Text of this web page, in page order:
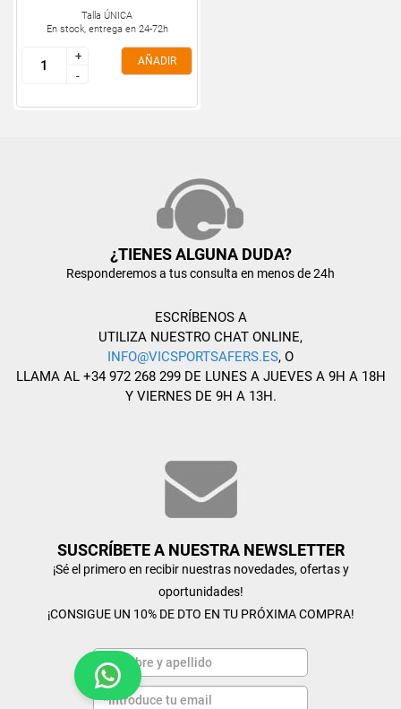
Talla ÚNICA
En stock, entrega en 24-72h
+
-
+
-
AÑADIR
¿TIENES ALGUNA DUDA?
Responderemos a tus consulta en menos de 24h
ESCRÍBENOS A
UTILIZA NUESTRO CHAT ONLINE,
INFO@VICSPORTSAFERS.ES, O
LLAMA AL +34 972 268 299 DE LUNES A JUEVES A 9H A 18H
Y VIERNES DE 9H A 13H.
SUSCRÍBETE A NUESTRA NEWSLETTER
¡Sé el primero en recibir nuestras novedades, ofertas y
oportunidades!
¡CONSIGUE UN 10% DE DTO EN TU PRÓXIMA COMPRA!